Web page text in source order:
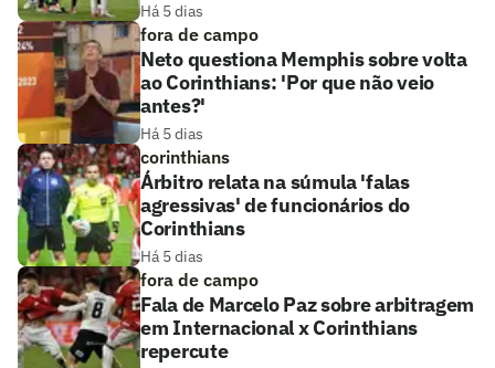
Há 5 dias
fora de campo
Neto questiona Memphis sobre volta
ao Corinthians: 'Por que não veio
antes?'
Há 5 dias
corinthians
Árbitro relata na súmula 'falas
agressivas' de funcionários do
Corinthians
Há 5 dias
fora de campo
Fala de Marcelo Paz sobre arbitragem
em Internacional x Corinthians
repercute